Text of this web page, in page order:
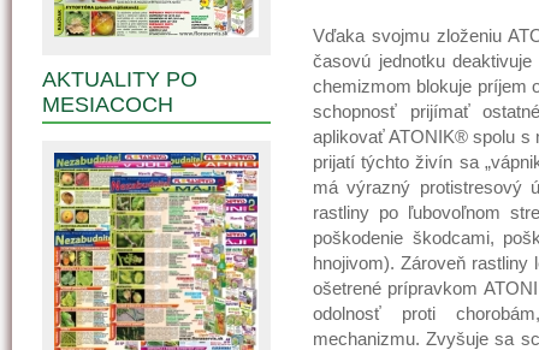
Vďaka svojmu zloženiu
časovú jednotku
chemizmom blokuje príjem
schopnosť prijímať
aplikovať ATONIK® spolu s
prijatí týchto živín sa
má výrazný protistresový
rastliny po ľubovoľnom
poškodenie škodcami,
hnojivom). Zároveň rastliny
ošetrené prípravkom
odolnosť proti
mechanizmu. Zvyšuje sa
AKTUALITY PO
MESIACOCH